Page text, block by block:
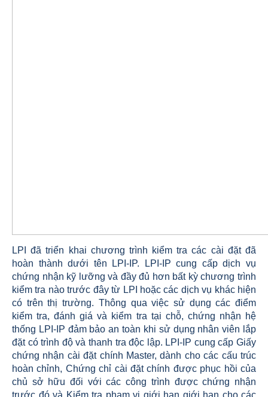
LPI đã triển khai chương trình kiểm tra các cài đặt đã
hoàn thành dưới tên LPI-IP. LPI-IP cung cấp dịch vụ
chứng nhận kỹ lưỡng và đầy đủ hơn bất kỳ chương trình
kiểm tra nào trước đây từ LPI hoặc các dịch vụ khác hiện
có trên thị trường. Thông qua việc sử dụng các điểm
kiểm tra, đánh giá và kiểm tra tại chỗ, chứng nhận hệ
thống LPI-IP đảm bảo an toàn khi sử dụng nhân viên lắp
đặt có trình độ và thanh tra độc lập. LPI-IP cung cấp Giấy
chứng nhận cài đặt chính Master, dành cho các cấu trúc
hoàn chỉnh, Chứng chỉ cài đặt chính được phục hồi của
chủ sở hữu đối với các công trình được chứng nhận
trước đó và Kiểm tra phạm vi giới hạn giới hạn cho các